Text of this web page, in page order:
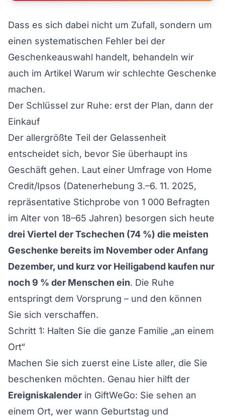
Dass es sich dabei nicht um Zufall, sondern um
einen systematischen Fehler bei der
Geschenkeauswahl handelt, behandeln wir
auch im Artikel Warum wir schlechte Geschenke
machen.
Der Schlüssel zur Ruhe: erst der Plan, dann der
Einkauf
Der allergrößte Teil der Gelassenheit
entscheidet sich, bevor Sie überhaupt ins
Geschäft gehen. Laut einer Umfrage von Home
Credit/Ipsos (Datenerhebung 3.–6. 11. 2025,
repräsentative Stichprobe von 1 000 Befragten
im Alter von 18–65 Jahren) besorgen sich heute
drei Viertel der Tschechen (74 %) die meisten
Geschenke bereits im November oder Anfang
Dezember, und kurz vor Heiligabend kaufen nur
noch 9 % der Menschen ein. Die Ruhe
entspringt dem Vorsprung – und den können
Sie sich verschaffen.
Schritt 1: Halten Sie die ganze Familie „an einem
Ort“
Machen Sie sich zuerst eine Liste aller, die Sie
beschenken möchten. Genau hier hilft der
Ereigniskalender in GiftWeGo: Sie sehen an
einem Ort, wer wann Geburtstag und